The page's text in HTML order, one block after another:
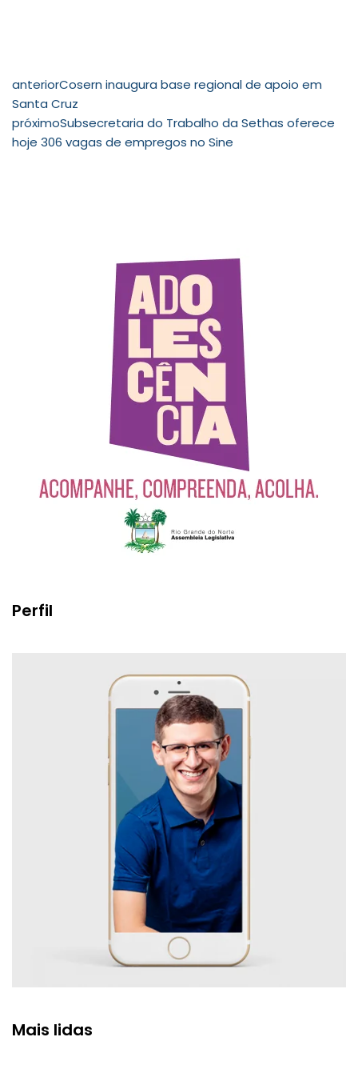
anteriorCosern inaugura base regional de apoio em
Santa Cruz
próximoSubsecretaria do Trabalho da Sethas oferece
hoje 306 vagas de empregos no Sine
Perfil
Mais lidas